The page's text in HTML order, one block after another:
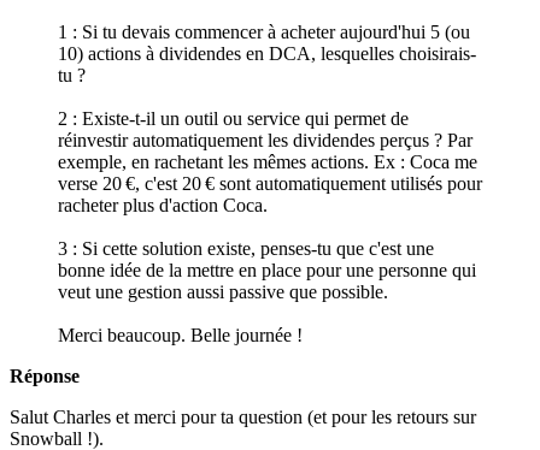
1 : Si tu devais commencer à acheter aujourd'hui 5 (ou
10) actions à dividendes en DCA, lesquelles choisirais-
tu ?
2 : Existe-t-il un outil ou service qui permet de
réinvestir automatiquement les dividendes perçus ? Par
exemple, en rachetant les mêmes actions. Ex : Coca me
verse 20 €, c'est 20 € sont automatiquement utilisés pour
racheter plus d'action Coca.
3 : Si cette solution existe, penses-tu que c'est une
bonne idée de la mettre en place pour une personne qui
veut une gestion aussi passive que possible.
Merci beaucoup. Belle journée !
Réponse
Salut Charles et merci pour ta question (et pour les retours sur
Snowball !).